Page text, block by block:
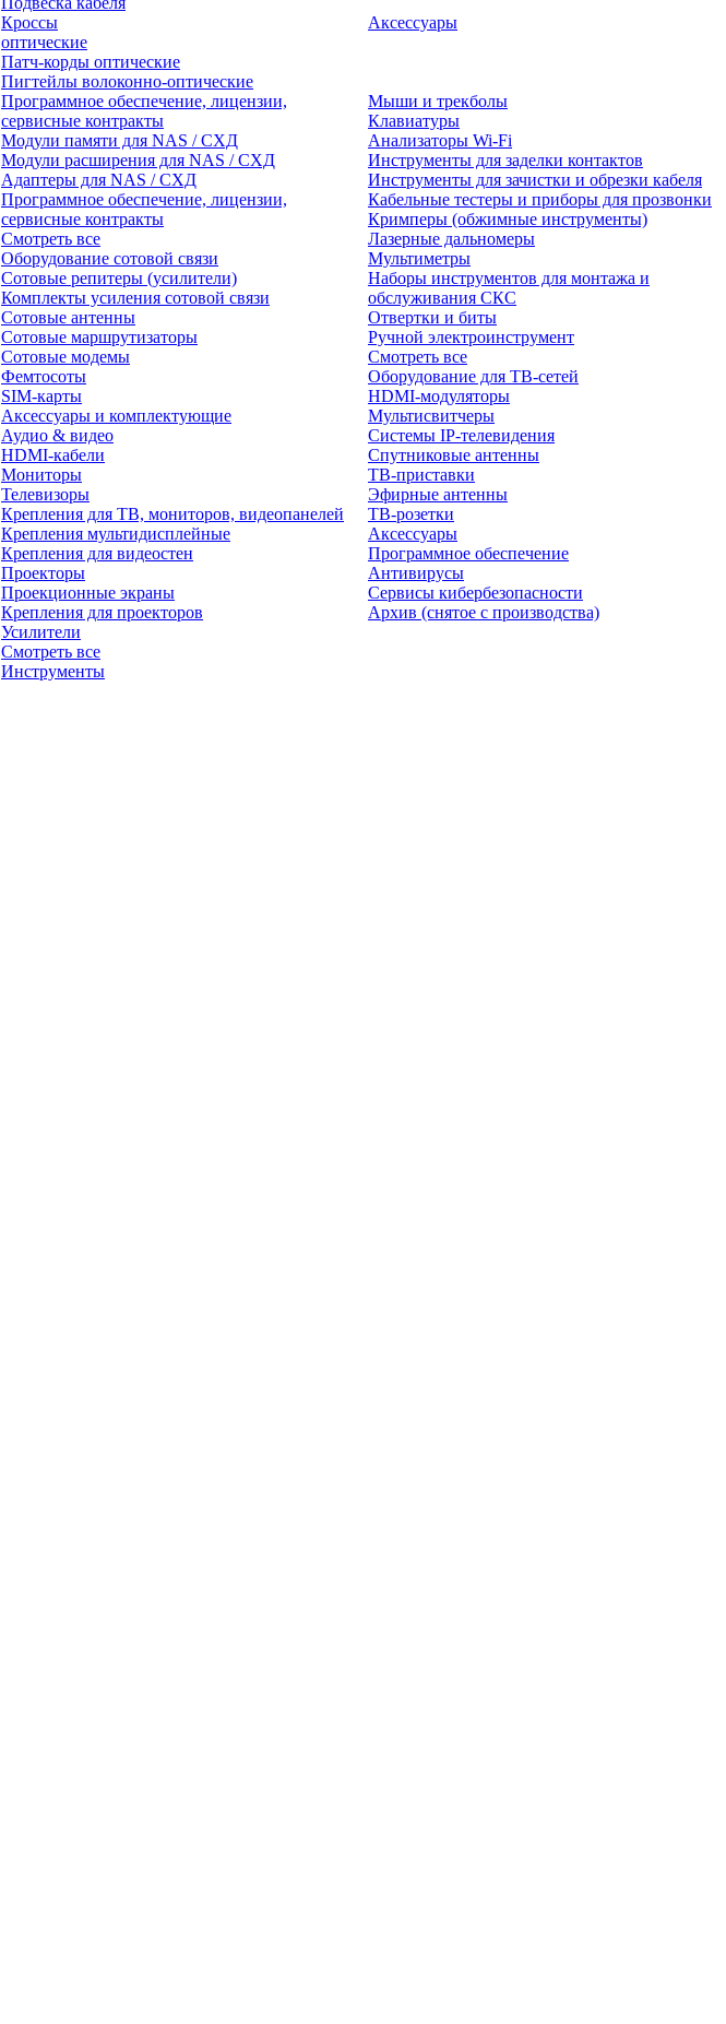
Кроссы
оптические
Аксессуары
Патч-корды оптические
Пигтейлы волоконно-оптические
Программное обеспечение, лицензии,
сервисные контракты
Мыши и трекболы
Клавиатуры
Модули памяти для NAS / СХД
Модули расширения для NAS / СХД
Адаптеры для NAS / СХД
Программное обеспечение, лицензии,
сервисные контракты
Смотреть все
Оборудование сотовой связи
Сотовые репитеры (усилители)
Комплекты усиления сотовой связи
Сотовые антенны
Сотовые маршрутизаторы
Сотовые модемы
Фемтосоты
SIM-карты
Аксессуары и комплектующие
Аудио & видео
HDMI-кабели
Мониторы
Телевизоры
Крепления для ТВ, мониторов, видеопанелей
Крепления мультидисплейные
Крепления для видеостен
Проекторы
Проекционные экраны
Крепления для проекторов
Усилители
Смотреть все
Инструменты
Анализаторы Wi-Fi
Инструменты для заделки контактов
Инструменты для зачистки и обрезки кабеля
Кабельные тестеры и приборы для прозвонки
Кримперы (обжимные инструменты)
Лазерные дальномеры
Мультиметры
Наборы инструментов для монтажа и
обслуживания СКС
Отвертки и биты
Ручной электроинструмент
Смотреть все
Оборудование для ТВ-сетей
HDMI-модуляторы
Мультисвитчеры
Системы IP-телевидения
Спутниковые антенны
ТВ-приставки
Эфирные антенны
ТВ-розетки
Аксессуары
Программное обеспечение
Антивирусы
Сервисы кибербезопасности
Архив (снятое с производства)